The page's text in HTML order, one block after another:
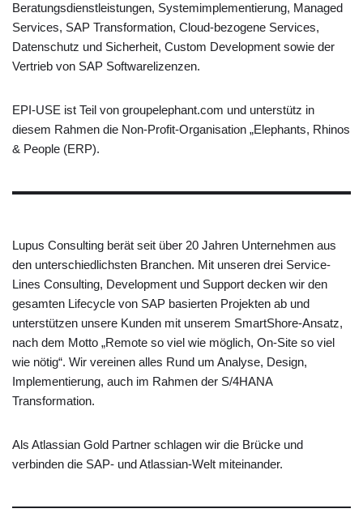
Beratungsdienstleistungen, Systemimplementierung, Managed
Services, SAP Transformation, Cloud-bezogene Services,
Datenschutz und Sicherheit, Custom Development sowie der
Vertrieb von SAP Softwarelizenzen.
EPI-USE ist Teil von groupelephant.com und unterstütz in
diesem Rahmen die Non-Profit-Organisation „Elephants, Rhinos
& People (ERP).
Lupus Consulting berät seit über 20 Jahren Unternehmen aus
den unterschiedlichsten Branchen. Mit unseren drei Service-
Lines Consulting, Development und Support decken wir den
gesamten Lifecycle von SAP basierten Projekten ab und
unterstützen unsere Kunden mit unserem SmartShore-Ansatz,
nach dem Motto „Remote so viel wie möglich, On-Site so viel
wie nötig“. Wir vereinen alles Rund um Analyse, Design,
Implementierung, auch im Rahmen der S/4HANA
Transformation.
Als Atlassian Gold Partner schlagen wir die Brücke und
verbinden die SAP- und Atlassian-Welt miteinander.